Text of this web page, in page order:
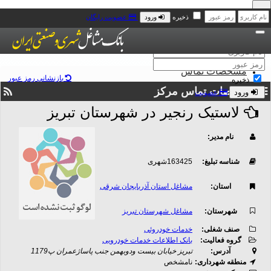
ذخیره ورود عضویت رایگان
بانک موبایل مشاغل
مجله خبری مشاغل
سامانه پیامک رایگان مشاغل
تماس با ما
مشخصات تماس
مشخصات تماس مرکز
لاستيک رنجير در شهرستان تبریز
نام مدیر :
شناسه تبلیغ: 163425شهری
استان: مشاغل استان آذربایجان شرقی
شهرستان: مشاغل شهرستان تبریز
صنف شغلی:
خدمات خودروئی
گروه فعالیت:
بانک اطلاعات خدمات خودرویی
آدرس:
تبريز خیابان بيست ودوبهمن جنب پاساژعمران پ1179
منطقه شهرداری: نامشخص
x
پیام
x
فرم ورود
ذخیره بازنشانی رمز عبور
ورود عضویت